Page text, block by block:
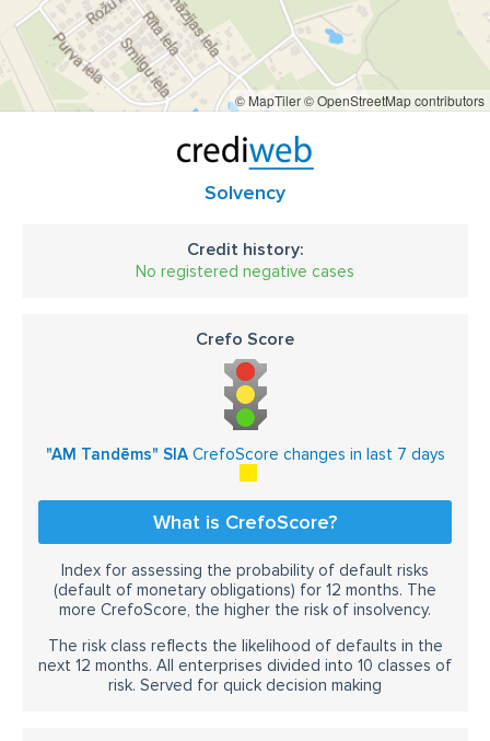
© MapTiler© OpenStreetMap contributors
Solvency
Credit history:
No registered negative cases
Crefo Score
"AM Tandēms" SIACrefoScore changes in last 7 days
What is CrefoScore?
Index for assessing the probability of default risks
(default of monetary obligations) for 12 months. The
more CrefoScore, the higher the risk of insolvency.
The risk class reflects the likelihood of defaults in the
next 12 months. All enterprises divided into 10 classes of
risk. Served for quick decision making